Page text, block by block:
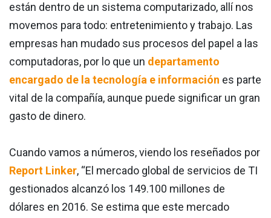
están dentro de un sistema computarizado, allí nos
movemos para todo: entretenimiento y trabajo. Las
empresas han mudado sus procesos del papel a las
computadoras, por lo que un departamento
encargado de la tecnología e información es parte
vital de la compañía, aunque puede significar un gran
gasto de dinero.
Cuando vamos a números, viendo los reseñados por
Report Linker, “El mercado global de servicios de TI
gestionados alcanzó los 149.100 millones de
dólares en 2016. Se estima que este mercado